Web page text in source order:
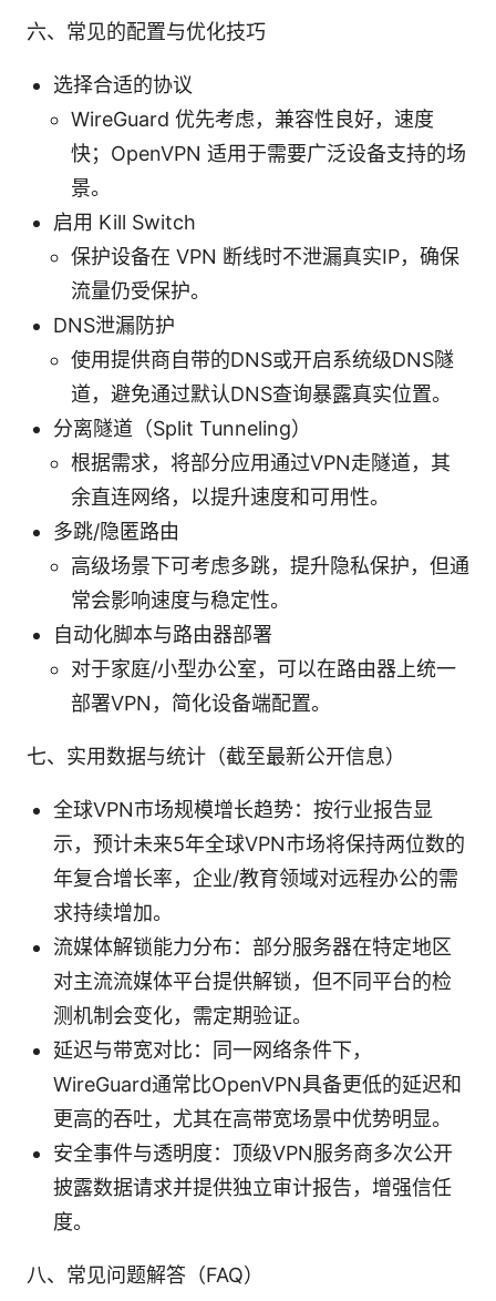
六、常见的配置与优化技巧
选择合适的协议
WireGuard 优先考虑，兼容性良好，速度
快；OpenVPN 适用于需要广泛设备支持的场
景。
启用 Kill Switch
保护设备在 VPN 断线时不泄漏真实IP，确保
流量仍受保护。
DNS泄漏防护
使用提供商自带的DNS或开启系统级DNS隧
道，避免通过默认DNS查询暴露真实位置。
分离隧道（Split Tunneling）
根据需求，将部分应用通过VPN走隧道，其
余直连网络，以提升速度和可用性。
多跳/隐匿路由
高级场景下可考虑多跳，提升隐私保护，但通
常会影响速度与稳定性。
自动化脚本与路由器部署
对于家庭/小型办公室，可以在路由器上统一
部署VPN，简化设备端配置。
七、实用数据与统计（截至最新公开信息）
全球VPN市场规模增长趋势：按行业报告显
示，预计未来5年全球VPN市场将保持两位数的
年复合增长率，企业/教育领域对远程办公的需
求持续增加。
流媒体解锁能力分布：部分服务器在特定地区
对主流流媒体平台提供解锁，但不同平台的检
测机制会变化，需定期验证。
延迟与带宽对比：同一网络条件下，
WireGuard通常比OpenVPN具备更低的延迟和
更高的吞吐，尤其在高带宽场景中优势明显。
安全事件与透明度：顶级VPN服务商多次公开
披露数据请求并提供独立审计报告，增强信任
度。
八、常见问题解答（FAQ）